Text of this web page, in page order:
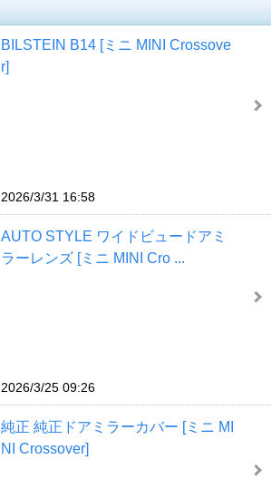
BILSTEIN B14 [ミニ MINI Crossove
r]
2026/3/31 16:58
AUTO STYLE ワイドビュードアミ
ラーレンズ [ミニ MINI Cro ...
2026/3/25 09:26
純正 純正ドアミラーカバー [ミニ MI
NI Crossover]